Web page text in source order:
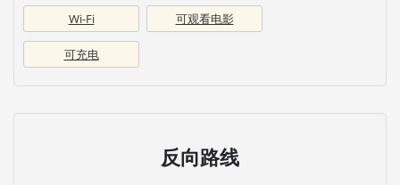
Wi-Fi 可观看电影
可充电
反向路线